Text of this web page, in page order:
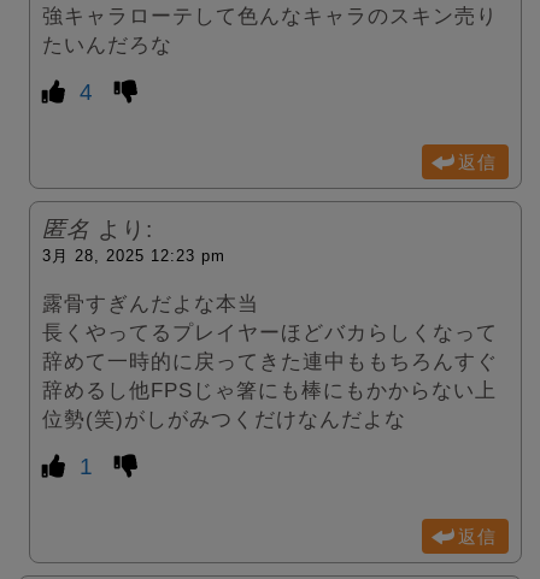
強キャラローテして色んなキャラのスキン売り
たいんだろな
4
返信
匿名 より:
3月 28, 2025 12:23 pm
露骨すぎんだよな本当
長くやってるプレイヤーほどバカらしくなって
辞めて一時的に戻ってきた連中ももちろんすぐ
辞めるし他FPSじゃ箸にも棒にもかからない上
位勢(笑)がしがみつくだけなんだよな
1
返信